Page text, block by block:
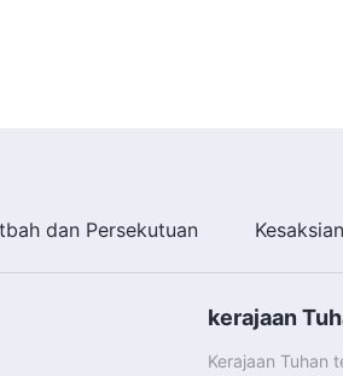
dan Persekutuan Kesaksian
kerajaan
Kerajaan Tuhan